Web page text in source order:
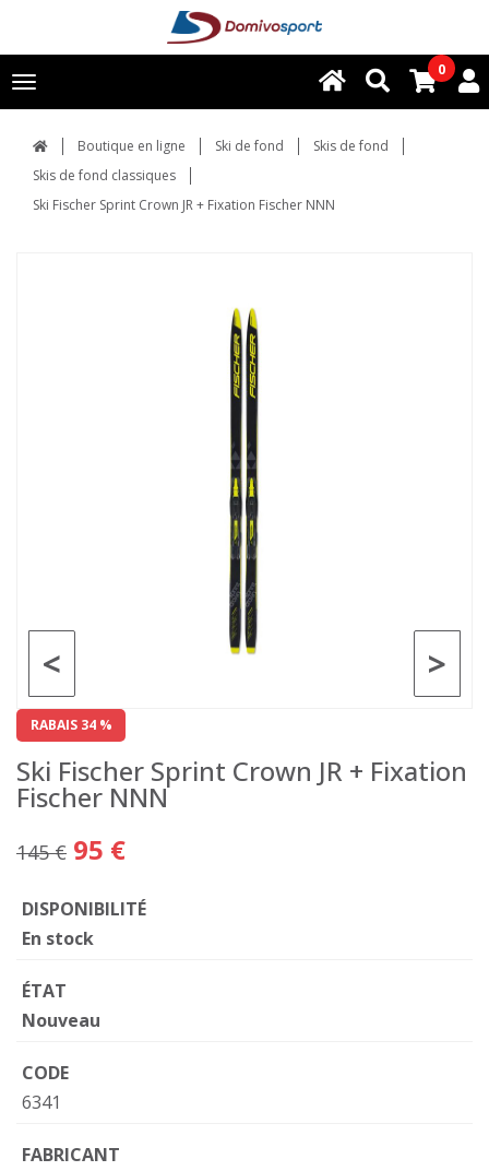
Toggle
navigation
0
Boutique en ligne Ski de fond
Skis de fond
Skis de fond classiques
Ski Fischer Sprint Crown JR + Fixation Fischer NNN
>
<
RABAIS 34 %
Ski Fischer Sprint Crown JR + Fixation
Fischer NNN
145 € 95 €
DISPONIBILITÉ
En stock
ÉTAT
Nouveau
CODE
6341
FABRICANT